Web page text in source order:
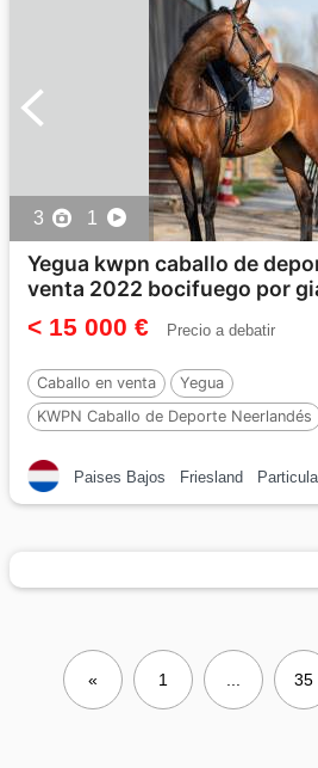
3 1
Yegua kwpn caballo de
venta 2022 bocifuego por
< 15 000 € Precio a debatir
Caballo en venta
Yegua
KWPN Caballo de Deporte Neerlandés
Paises Bajos
Friesland
« 1 35